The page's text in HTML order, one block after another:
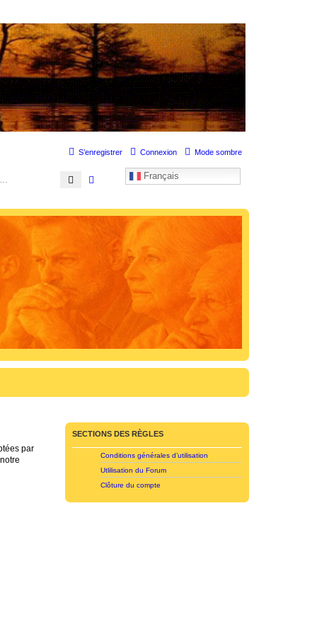
personnelle douloureuse
Mode sombre
Connexion
S’enregistrer
Français
RechercherRecherche avancée
SECTIONS DES RÈGLES
Conditions générales d’utilisation
Utlilisation du Forum
Clôture du compte
par